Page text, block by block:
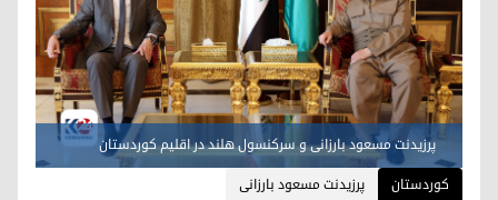
پرزیدنت مسعود بارزانی و سرکنسول هلند در اقلیم کوردستان
کوردستان
پرزیدنت مسعود بارزانی